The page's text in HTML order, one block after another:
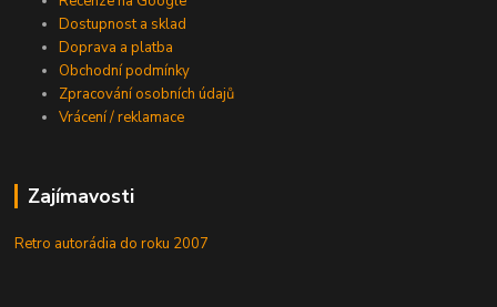
Dostupnost a sklad
Doprava a platba
Obchodní podmínky
Zpracování osobních údajů
Vrácení / reklamace
Zajímavosti
Retro autorádia do roku 2007